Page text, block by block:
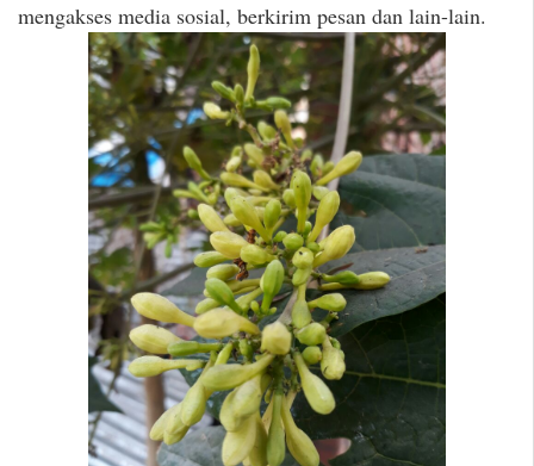
mengakses media sosial, berkirim pesan dan lain-lain.